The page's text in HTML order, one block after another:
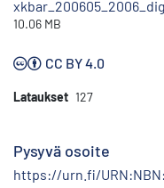
10.06 MB
CC BY 4.0
Lataukset 127
Pysyvä osoite
https://urn.fi/